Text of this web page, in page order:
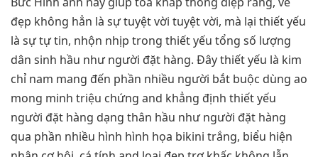
đẹp không hẳn là sự tuyệt vời tuyệt vời, mà lại thiết yếu
là sự tự tin, nhộn nhịp trong thiết yếu tổng số lượng
dân sinh hầu như người đặt hàng. Đây thiết yếu là kim
chỉ nam mang đến phần nhiều người bắt buộc dùng ao
mong minh triệu chứng and khẳng định thiết yếu
người đặt hàng dạng thân hầu như người đặt hàng
qua phần nhiều hình hình họa bikini trắng, biểu hiện